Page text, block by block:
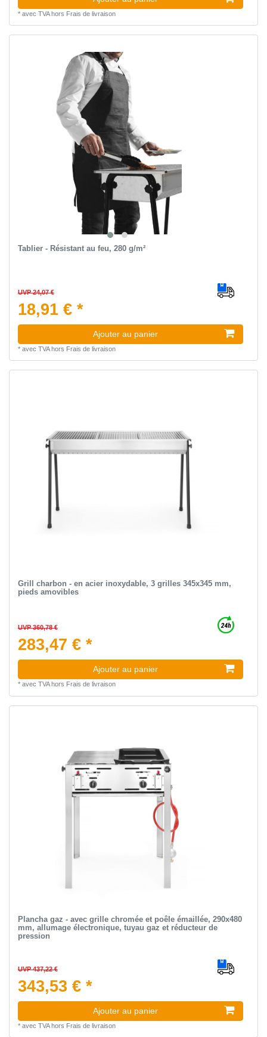
* avec TVAhors Frais de livraison
Tablier - Résistant au feu, 280 g/m²
UVP 24,07 €
18,91 € *
Ajouter au panier
* avec TVAhors Frais de livraison
Grill charbon - en acier inoxydable, 3 grilles 345x345 mm,
pieds amovibles
UVP 360,78 €
283,47 € *
Ajouter au panier
* avec TVAhors Frais de livraison
Plancha gaz - avec grille chromée et poêle émaillée, 290x480
mm, allumage électronique, tuyau gaz et réducteur de
pression
UVP 437,22 €
343,53 € *
Ajouter au panier
* avec TVAhors Frais de livraison